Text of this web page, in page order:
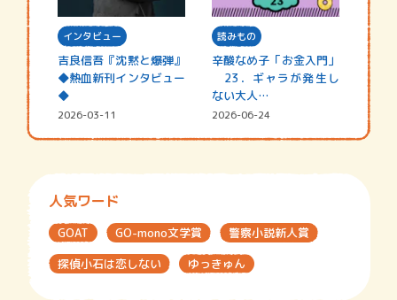
インタビュー
吉良信吾『沈黙と爆弾』
◆熱血新刊インタビュー
◆
2026-03-11
読みもの
辛酸なめ子「お金入門」
23．ギャラが発生し
ない大人…
2026-06-24
人気ワード
GOAT GO-mono文学賞
警察小説新人賞
探偵小石は恋しない
ゆっきゅん